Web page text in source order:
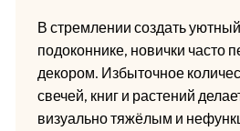
В стремлении создать
подоконнике, новички часто
декором. Избыточное
свечей, книг и растений
визуально тяжёлым и